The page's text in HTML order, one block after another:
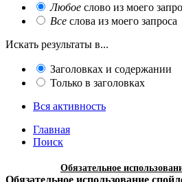
Любое слово из моего
Все слова из моего запроса
Искать результаты в...
Заголовках и содержании
Только в заголовках
Вся активность
Главная
Поиск
Обязательное
Обязательное использование